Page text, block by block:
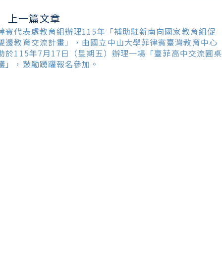
上一篇文章
賓代表處教育組辦理115年「補助駐新南向國家教育組促
邊教育交流計畫」，由國立中山大學菲律賓臺灣教育中心
於115年7月17日（星期五）辦理一場「臺菲高中交流圓桌
」，鼓勵踴躍報名參加。